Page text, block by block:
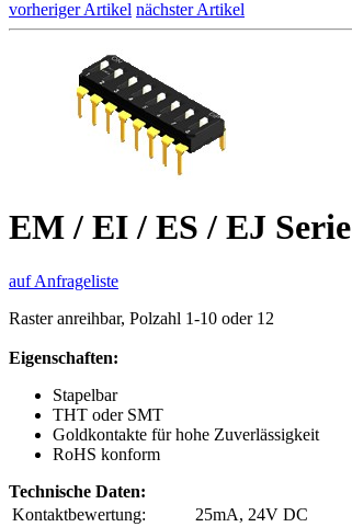
vorheriger Artikel nächster Artikel
EM / EI / ES / EJ Serie
auf Anfrageliste
Raster anreihbar, Polzahl 1-10 oder 12
Eigenschaften:
Stapelbar
THT oder SMT
Goldkontakte für hohe Zuverlässigkeit
RoHS konform
Technische Daten:
Kontaktbewertung:
25mA, 24V DC